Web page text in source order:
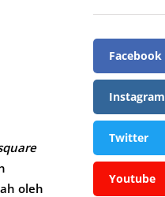
oleh
Facebook
Instagram
Twitter
Youtube